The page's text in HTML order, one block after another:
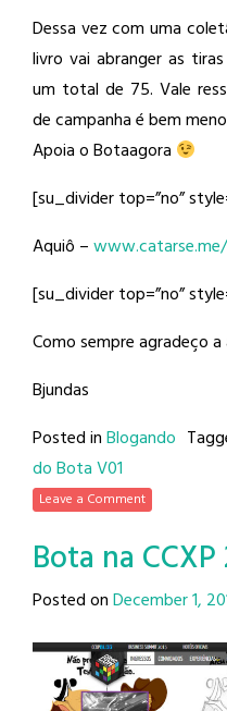
Dessa vez com uma
livro vai abranger as
um total de 75. Vale
de campanha é bem
Apoia o Botaagora
[su_divider top=”no”
Aquiô –
[su_divider top=”no”
Como sempre agradeço
Bjundas
Posted inBlogando
do Bota V01
Leave a Comment
Bota na CCXP
Posted onDecember 1,